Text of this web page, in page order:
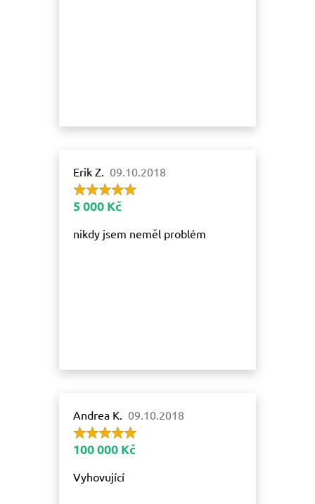
Erik Z. 09.10.2018
5 000 Kč
nikdy jsem neměl problém
Andrea K. 09.10.2018
100 000 Kč
Vyhovující